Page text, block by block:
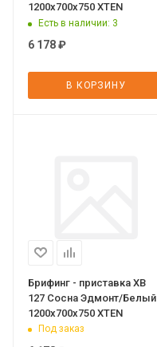
1200х700х750 XTEN
Есть в наличии: 3
6 178₽
В КОРЗИНУ
Брифинг - приставка XB
127 Сосна Эдмонт/Белый
1200х700х750 XTEN
Под заказ